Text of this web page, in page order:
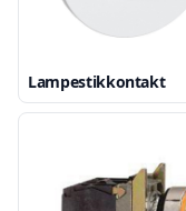
Lampestikkontakt